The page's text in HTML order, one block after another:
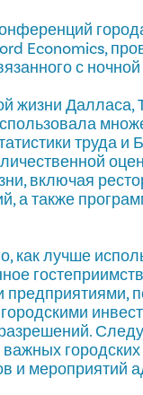
Economics,
с
жизни Далласа,
труда
включая
а также
как лучше
и мероприятий